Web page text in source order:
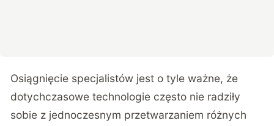
Osiągnięcie specjalistów jest o tyle ważne, że
dotychczasowe technologie często nie radziły
sobie z jednoczesnym przetwarzaniem różnych